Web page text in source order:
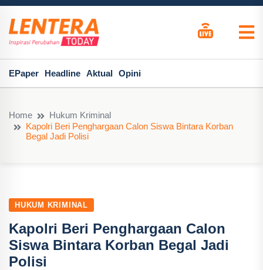
EPaper Headline Aktual Opini
Home
Hukum Kriminal
Kapolri Beri Penghargaan Calon Siswa Bintara Korban
Begal Jadi Polisi
HUKUM KRIMINAL
Kapolri Beri Penghargaan Calon
Siswa Bintara Korban Begal Jadi
Polisi